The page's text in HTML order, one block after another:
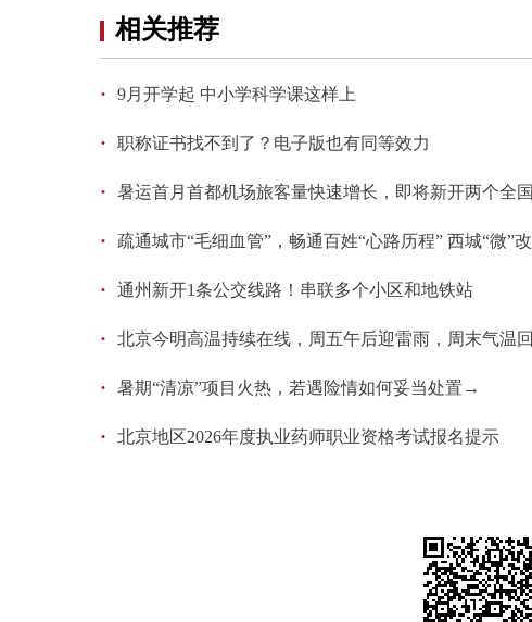
相关推荐
· 9月开学起 中小学科学课这样上
· 职称证书找不到了？电子版也有同等效力
· 暑运首月首都机场旅客量快速增长，即将新开两个全
· 疏通城市“毛细血管”，畅通百姓“心路历程” 西城“微”
· 通州新开1条公交线路！串联多个小区和地铁站
· 北京今明高温持续在线，周五午后迎雷雨，周末气温
· 暑期“清凉”项目火热，若遇险情如何妥当处置→
· 北京地区2026年度执业药师职业资格考试报名提示